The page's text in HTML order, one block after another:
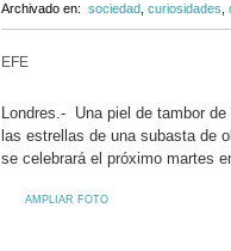
Archivado en: sociedad curiosidades
EFE
Londres.- Una piel de tambor
las estrellas de una subasta de
se celebrará el próximo martes
AMPLIAR FOTO